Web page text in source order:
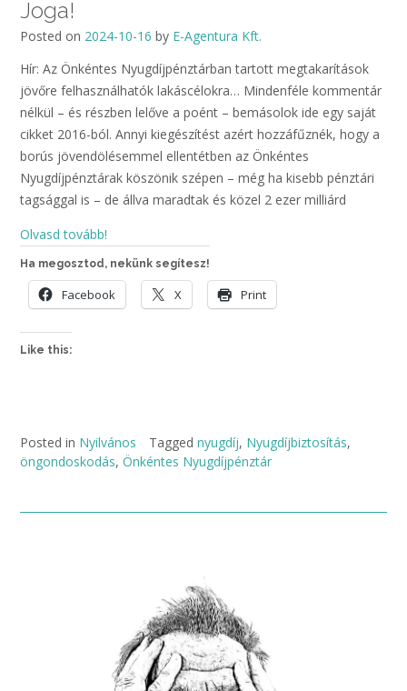
Joga!
Posted on 2024-10-16 by E-Agentura Kft.
Hír: Az Önkéntes Nyugdíjpénztárban tartott megtakarítások
jövőre felhasználhatók lakáscélokra… Mindenféle kommentár
nélkül – és részben lelőve a poént – bemásolok ide egy saját
cikket 2016-ból. Annyi kiegészítést azért hozzáfűznék, hogy a
borús jövendölésemmel ellentétben az Önkéntes
Nyugdíjpénztárak köszönik szépen – még ha kisebb pénztári
tagsággal is – de állva maradtak és közel 2 ezer milliárd
Olvasd tovább!
Ha megosztod, nekünk segítesz!
Facebook X Print
Like this:
Posted in Nyilvános Tagged nyugdíj, Nyugdíjbiztosítás,
öngondoskodás, Önkéntes Nyugdíjpénztár